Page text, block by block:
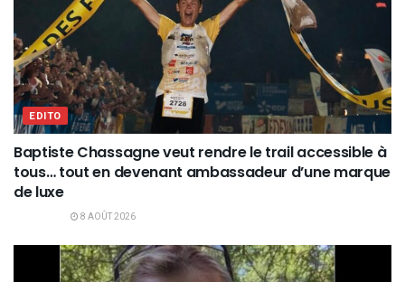
EDITO
Baptiste Chassagne veut rendre le trail accessible à
tous… tout en devenant ambassadeur d’une marque
de luxe
8 AOÛT 2026